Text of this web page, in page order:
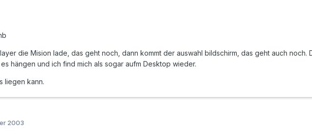
die Mision lade, das geht noch, dann kommt der auswahl bildschirm, das geht auch noch.
hängen und ich find mich als sogar aufm Desktop wieder.
liegen kann.
2003